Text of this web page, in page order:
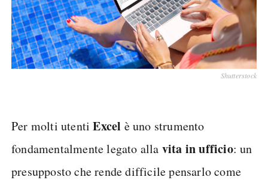
Shutterstock
Per molti utentiExcel è uno strumento
fondamentalmente legato alla vita in ufficio: un
presupposto che rende difficile pensarlo come